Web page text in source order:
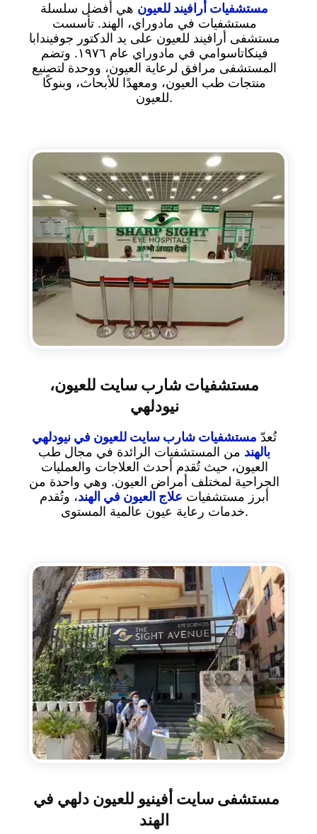
مستشفيات أرافيند للعيون هي أفضل سلسلة
مستشفيات في مادوراي، الهند. تأسست
مستشفى أرافيند للعيون على يد الدكتور جوفيندابا
فينكاتاسوامي في مادوراي عام ١٩٧٦. وتضم
المستشفى مرافق لرعاية العيون، ووحدة لتصنيع
منتجات طب العيون، ومعهدًا للأبحاث، وبنوكًا
للعيون.
مستشفيات شارب سايت للعيون،
نيودلهي
تُعدّ مستشفيات شارب سايت للعيون في نيودلهي
بالهند من المستشفيات الرائدة في مجال طب
العيون، حيث تُقدم أحدث العلاجات والعمليات
الجراحية لمختلف أمراض العيون. وهي واحدة من
أبرز مستشفيات علاج العيون في الهند، وتُقدم
خدمات رعاية عيون عالمية المستوى.
الهند